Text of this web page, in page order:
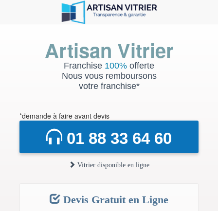
Artisan Vitrier
Franchise 100% offerte
Nous vous remboursons
votre franchise*
*demande à faire avant devis
01 88 33 64 60
Vitrier disponible en ligne
Devis Gratuit en Ligne